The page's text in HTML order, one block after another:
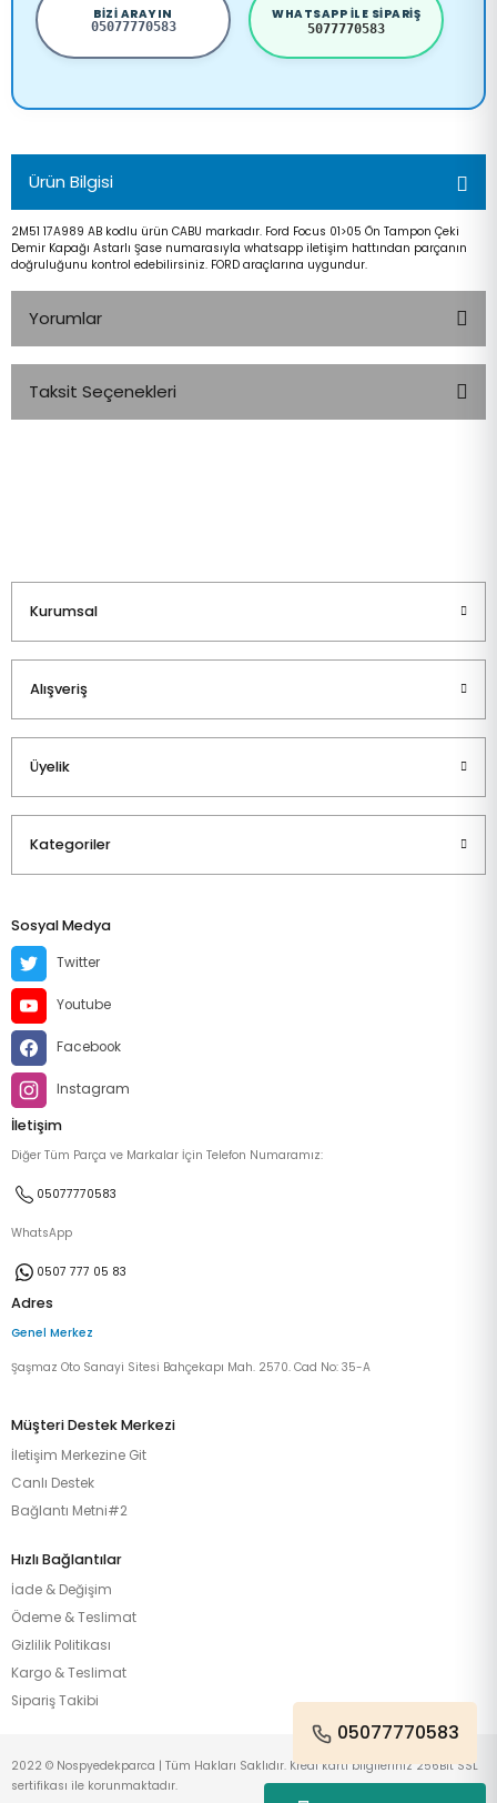
BIZI ARAYIN
05077770583
WHATSAPP ILE SIPARIŞ
5077770583
Ürün Bilgisi
2M51 17A989 AB kodlu ürün CABU markadır. Ford Focus 01>05 Ön Tampon Çeki
Demir Kapağı Astarlı Şase numarasıyla whatsapp iletişim hattından parçanın
doğruluğunu kontrol edebilirsiniz. FORD araçlarına uygundur.
Yorumlar
Taksit Seçenekleri
Kurumsal
Alışveriş
Üyelik
Kategoriler
Sosyal Medya
Twitter
Youtube
Facebook
Instagram
İletişim
Diğer Tüm Parça ve Markalar İçin Telefon Numaramız:
05077770583
WhatsApp
0507 777 05 83
Adres
Genel Merkez
Şaşmaz Oto Sanayi Sitesi Bahçekapı Mah. 2570. Cad No: 35-A
Müşteri Destek Merkezi
İletişim Merkezine Git
Canlı Destek
Bağlantı Metni#2
Hızlı Bağlantılar
İade & Değişim
Ödeme & Teslimat
Gizlilik Politikası
Kargo & Teslimat
Sipariş Takibi
05077770583
2022 © Nospyedekparca | Tüm Hakları Saklıdır. Kredi kartı bilgileriniz 256Bit SSL
sertifikası ile korunmaktadır.